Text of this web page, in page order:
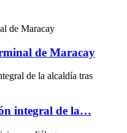
de Maracay
integral de la…